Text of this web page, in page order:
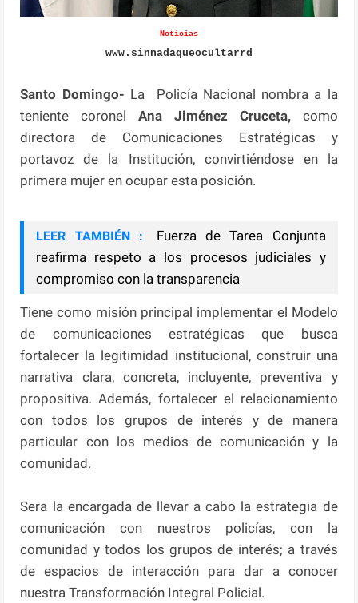
Noticias
www.sinnadaqueocultarrd
Santo Domingo- La Policía Nacional nombra a la
teniente coronel Ana Jiménez Cruceta, como
directora de Comunicaciones Estratégicas y
portavoz de la Institución, convirtiéndose en la
primera mujer en ocupar esta posición.
LEER TAMBIÉN :
Fuerza de Tarea Conjunta
reafirma respeto a los procesos judiciales y
compromiso con la transparencia
Tiene como misión principal implementar el Modelo
de comunicaciones estratégicas que busca
fortalecer la legitimidad institucional, construir una
narrativa clara, concreta, incluyente, preventiva y
propositiva. Además, fortalecer el relacionamiento
con todos los grupos de interés y de manera
particular con los medios de comunicación y la
comunidad.
Sera la encargada de llevar a cabo la estrategia de
comunicación con nuestros policías, con la
comunidad y todos los grupos de interés; a través
de espacios de interacción para dar a conocer
nuestra Transformación Integral Policial.